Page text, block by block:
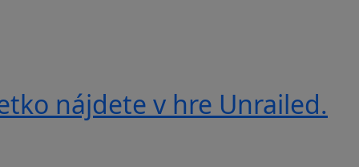
nájdete v hre Unrailed.